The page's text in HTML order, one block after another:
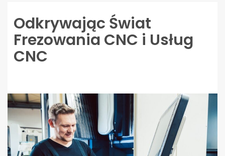
Odkrywając Świat
Frezowania CNC i Usług
CNC